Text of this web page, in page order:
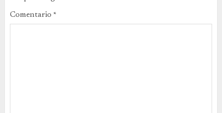
Comentario *